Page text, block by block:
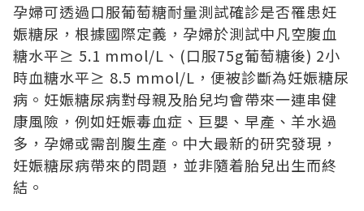
孕婦可透過口服葡萄糖耐量測試確診是否罹患妊
娠糖尿，根據國際定義，孕婦於測試中凡空腹血
糖水平≥ 5.1 mmol/L、(口服75g葡萄糖後) 2小
時血糖水平≥ 8.5 mmol/L，便被診斷為妊娠糖尿
病。妊娠糖尿病對母親及胎兒均會帶來一連串健
康風險，例如妊娠毒血症、巨嬰、早產、羊水過
多，孕婦或需剖腹生產。中大最新的研究發現，
妊娠糖尿病帶來的問題，並非隨着胎兒出生而終
結。